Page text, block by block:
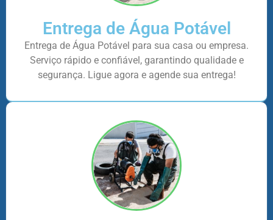
Entrega de Água Potável
Entrega de Água Potável para sua casa ou empresa.
Serviço rápido e confiável, garantindo qualidade e
segurança. Ligue agora e agende sua entrega!